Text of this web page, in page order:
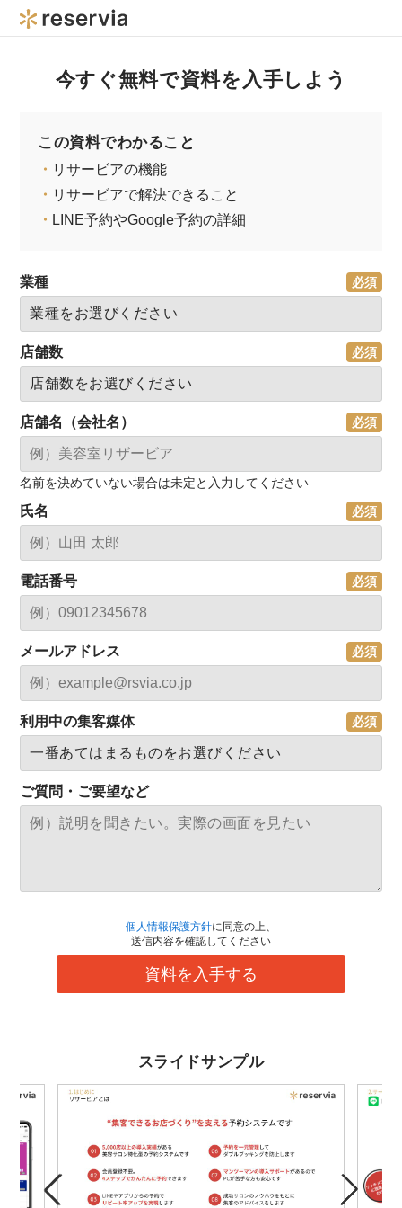
今すぐ無料で資料を入手しよう
この資料でわかること
・ リサービアの機能
・ リサービアで解決できること
・ LINE予約やGoogle予約の詳細
業種
店舗数
店舗名（会社名）
名前を決めていない場合は未定と入力してください
氏名
電話番号
メールアドレス
利用中の集客媒体
ご質問・ご要望など
個人情報保護方針に同意の上、
送信内容を確認してください
資料を入手する
スライドサンプル